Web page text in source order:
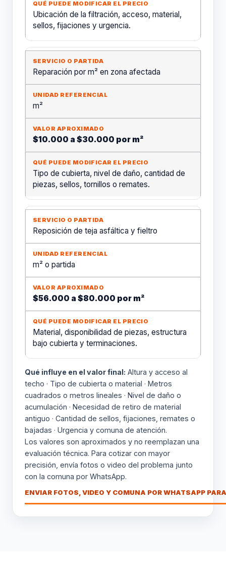
Ubicación de la filtración, acceso, material,
sellos, fijaciones y urgencia.
Reparación por m² en zona afectada
m²
$10.000 a $30.000 por m²
Tipo de cubierta, nivel de daño, cantidad de
piezas, sellos, tornillos o remates.
Reposición de teja asfáltica y fieltro
m² o partida
$56.000 a $80.000 por m²
Material, disponibilidad de piezas, estructura
bajo cubierta y terminaciones.
Qué influye en el valor final: Altura y acceso al
techo · Tipo de cubierta o material · Metros
cuadrados o metros lineales · Nivel de daño o
acumulación · Necesidad de retiro de material
antiguo · Cantidad de sellos, fijaciones, remates o
bajadas · Urgencia y comuna de atención.
Los valores son aproximados y no reemplazan una
evaluación técnica. Para cotizar con mayor
precisión, envía fotos o video del problema junto
con la comuna por WhatsApp.
ENVIAR FOTOS, VIDEO Y COMUNA POR WHATSAPP